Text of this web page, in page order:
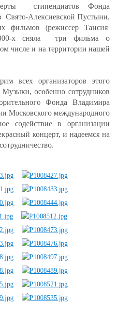
стипендиатов Фонда
Свято-Алексиевской Пустыни,
фильмов (режиссер Таисия
х сняла
три фильма о
числе и на территории нашей
всех организаторов этого
Музыки, особенно сотрудников
Фонда Владимира
Московского международного
содействие в организации
концерт, и надеемся на